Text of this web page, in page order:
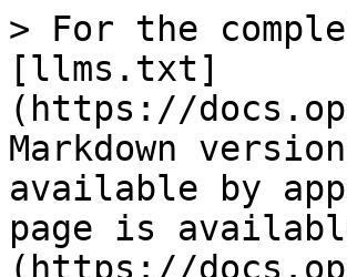
> For the
[llms.txt]
(https://
Markdown
available by
page is
(https://